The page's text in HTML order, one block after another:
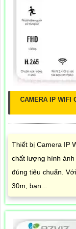
CAMERA IP WIFI
Thiết bị Camera IP
chất lượng hình
đúng tiêu chuẩn.
30m, bạn...